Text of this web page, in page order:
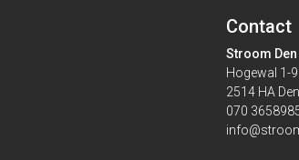
Contact
Stroom Den
Hogewal 1-9
2514 HA
070